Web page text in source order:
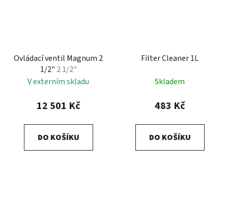
Ovládací ventil Magnum 2
1/2" 2 1/2"
V externím skladu
12 501 Kč
DO KOŠÍKU
Filter Cleaner 1L
Skladem
483 Kč
DO KOŠÍKU